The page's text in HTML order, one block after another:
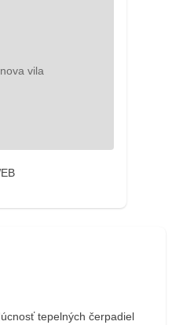
tepelných čerpadiel